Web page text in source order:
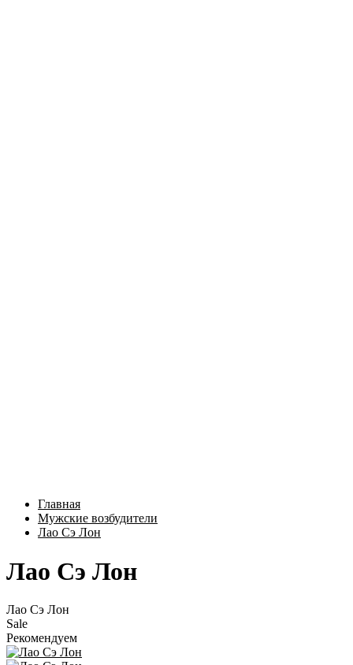
Главная
Мужские возбудители
Лао Сэ Лон
Лао Сэ Лон
Лао Сэ Лон
Sale
Рекомендуем